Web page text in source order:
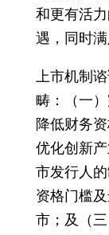
和更有活
遇，同时
上市机制
畴：（一
降低财务
优化创新
市发行人
资格门槛
市；及（